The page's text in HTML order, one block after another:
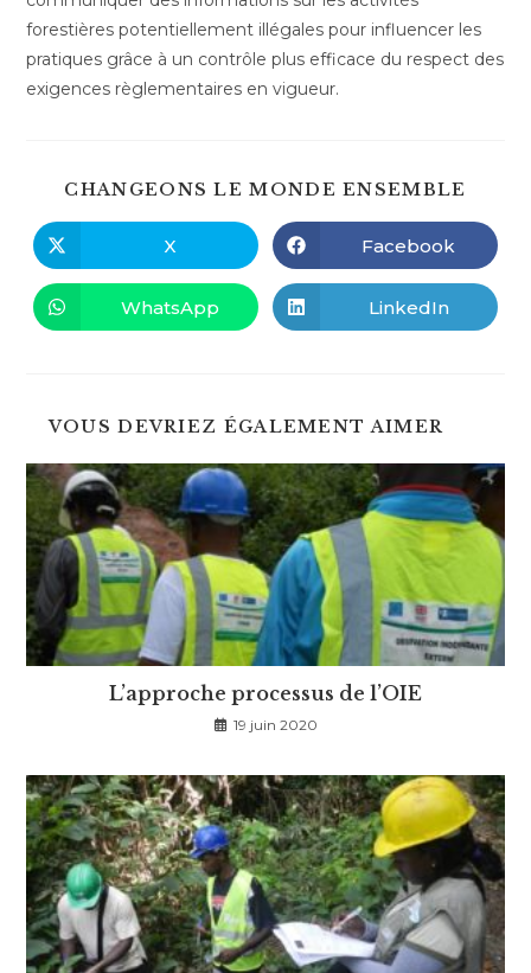
forestières potentiellement illégales pour influencer les
pratiques grâce à un contrôle plus efficace du respect des
exigences règlementaires en vigueur.
CHANGEONS LE MONDE ENSEMBLE
Ouvrir
dans
une
autre
fenêtre
X Ouvrir
dans
une
autre
fenêtre
Facebook
Ouvrir
dans
WhatsApp Ouvrir
dans
LinkedIn
VOUS DEVRIEZ ÉGALEMENT AIMER
L’approche processus de l’OIE
19 juin 2020